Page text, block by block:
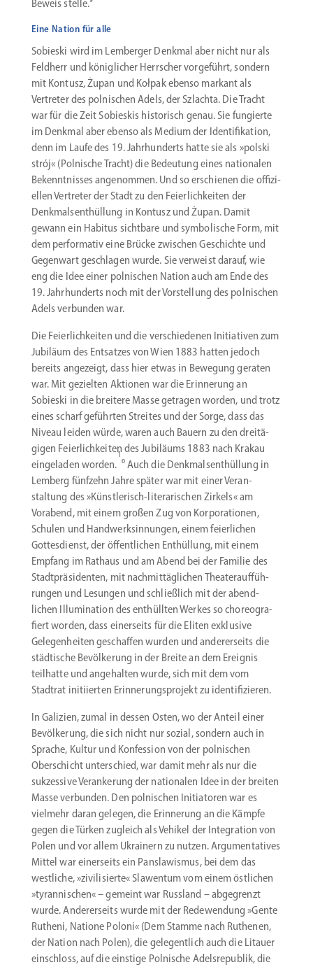
Beweis stelle.⁹
Eine Nation für alle
Sobieski wird im Lemberger Denkmal aber nicht nur als
Feldherr und könig­licher Herrscher vorge­führt, sondern
mit Kontusz, Żupan und Kołpak ebenso markant als
Vertreter des polni­schen Adels, der Szlachta. Die Tracht
war für die Zeit Sobieskis histo­risch genau. Sie fungierte
im Denkmal aber ebenso als Medium der Identi­fi­kation,
denn im Laufe des 19. Jahrhun­derts hatte sie als »polski
strój« (Polnische Tracht) die Bedeutung eines natio­nalen
Bekennt­nisses angenommen. Und so erschienen die offizi­
ellen Vertreter der Stadt zu den Feier­lich­keiten der
Denkmal­sent­hüllung in Kontusz und Żupan. Damit
gewann ein Habitus sichtbare und symbo­lische Form, mit
dem perfor­mativ eine Brücke zwischen Geschichte und
Gegenwart geschlagen wurde. Sie verweist darauf, wie
eng die Idee einer polni­schen Nation auch am Ende des
19. Jahrhun­derts noch mit der Vorstellung des polni­schen
Adels verbunden war.
Die Feier­lich­keiten und die verschie­denen Initia­tiven zum
Jubiläum des Entsatzes von Wien 1883 hatten jedoch
bereits angezeigt, dass hier etwas in Bewegung geraten
war. Mit gezielten Aktionen war die Erinnerung an
Sobieski in die breitere Masse getragen worden, und trotz
eines scharf geführten Streites und der Sorge, dass das
Niveau leiden würde, waren auch Bauern zu den dreitä­
gigen Feier­lich­keiten des Jubiläums 1883 nach Krakau
einge­laden worden.
1
⁰ Auch die Denkmal­sent­hüllung in
Lemberg fünfzehn Jahre später war mit einer Veran­
staltung des »Künstlerisch-literarischen Zirkels« am
Vorabend, mit einem großen Zug von Korpo­ra­tionen,
Schulen und Handwerks­in­nungen, einem feier­lichen
Gottes­dienst, der öffent­lichen Enthüllung, mit einem
Empfang im Rathaus und am Abend bei der Familie des
Stadt­prä­si­denten, mit nachmit­täg­lichen Theater­auf­füh­
rungen und Lesungen und schließlich mit der abend­
lichen Illumi­nation des enthüllten Werkes so choreo­gra­
fiert worden, dass einer­seits für die Eliten exklusive
Gelegen­heiten geschaffen wurden und anderer­seits die
städtische Bevöl­kerung in der Breite an dem Ereignis
teilhatte und angehalten wurde, sich mit dem vom
Stadtrat initi­ierten Erinne­rungs­projekt zu identifizieren.
In Galizien, zumal in dessen Osten, wo der Anteil einer
Bevöl­kerung, die sich nicht nur sozial, sondern auch in
Sprache, Kultur und Konfession von der polni­schen
Oberschicht unter­schied, war damit mehr als nur die
sukzessive Veran­kerung der natio­nalen Idee in der breiten
Masse verbunden. Den polni­schen Initia­toren war es
vielmehr daran gelegen, die Erinnerung an die Kämpfe
gegen die Türken zugleich als Vehikel der Integration von
Polen und vor allem Ukrainern zu nutzen. Argumen­ta­tives
Mittel war einer­seits ein Pansla­wismus, bei dem das
westliche, »zivili­sierte« Slawentum vom einem östlichen
»tyran­ni­schen« – gemeint war Russland – abgegrenzt
wurde. Anderer­seits wurde mit der Redewendung »Gente
Rutheni, Natione Poloni« (Dem Stamme nach Ruthenen,
der Nation nach Polen), die gelegentlich auch die Litauer
einschloss, auf die einstige Polnische Adels­re­publik, die